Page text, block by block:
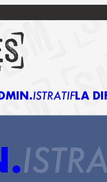
ISTRATIFLA